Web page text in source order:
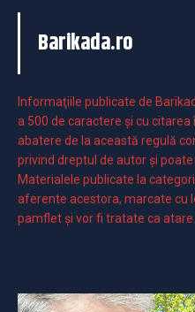
Barikada.ro
Informaţiile publicate de
a 500 de caractere şi cu citarea
abatere de la această regulă
privind dreptul de autor și
Materialele publicate la
aferente acestora, marcate cu
pamflet și vor fi tratate ca atare.